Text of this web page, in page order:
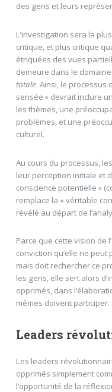
des gens et leurs
L’investigation sera la
critique, et plus critique
étriquées des vues
demeure dans le
totale. Ainsi, le processus
sensée » devrait inclure
les thèmes, une
problèmes, et une
culturel.
Au cours du processus,
leur perception initiale et
conscience potentielle »
remplace la « véritable
révélé au départ de
Parce que cette vision de
conviction qu’elle ne
mais doit rechercher ce
les gens, elle sert alors
opprimés, dans
mêmes doivent participer.
Leaders
Les leaders
opprimés simplement
l’opportunité de la